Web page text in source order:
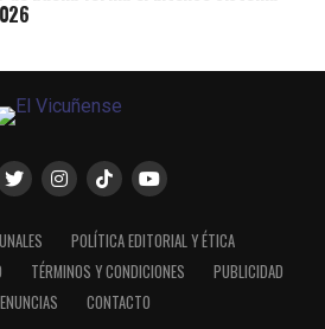
POLÍTICA EDITORIAL Y ÉTICA
TÉRMINOS Y CONDICIONES
PUBLICIDAD
CONTACTO